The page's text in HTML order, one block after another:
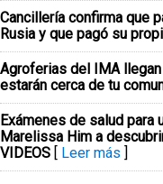
Cancillería confirma que
Rusia y que pagó su
Agroferias del IMA
estarán cerca de tu
Exámenes de salud para
Marelissa Him a
VIDEOS [ Leer más ]